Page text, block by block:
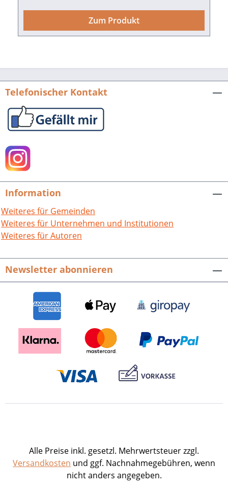
eingefasst. Hier finden sich besonders
aussichtsreiche Höhenwanderungen. Auch im
weiteren Filstal kann man die Berge der
Herrenbachstausee verbindet Naturerlebnis
echtes Highlight bieten die Touren auf der
Voralb mit dem Blick auf den Albtrauf, die
»Qualitätswege Wanderbares Deutschland«,
Zertifikat. Auf 25 ausgewählten und erprobten
Touren – von kürzeren, erholsamen bis hin zu
anspruchsvolleren – lässt sich der Landkreis
Göppingen von seinen schönsten Seiten
erwandern. → Praktische Hinweise zur Anfahrt,
auch mit dem ÖPNV → Detaillierte Karten zu
GPS-Tracks zum Download → Wissenswertes
zu Sehenswürdigkeiten am Wegesrand und
Einkehrmöglichkeiten Download der GPS-
Daten der Touren Dieter Buck, Wandern im
Landkreis Göppingen. Die 25 schönsten
Touren – Filstal, Schurwald und Voralb.160
Seiten mit 117 farbigen Abbildungen, 25
Tourenkarten sowie 1 Übersichtskarte,
Taschenformat.ISBN 978-3-95505-990-3. EUR
16,90.
Zum Produkt
Telefonischer Kontakt
Information
Weiteres für Gemeinden
Weiteres für Unternehmen und Institutionen
Weiteres für Autoren
Newsletter abonnieren
Alle Preise inkl. gesetzl. Mehrwertsteuer zzgl.
Versandkosten und ggf. Nachnahmegebühren, wenn
nicht anders angegeben.